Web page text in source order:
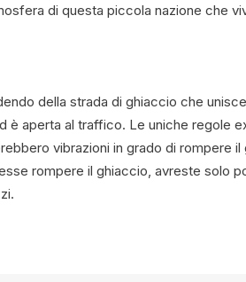
di questa piccola nazione che
della strada di ghiaccio che
è aperta al traffico. Le uniche regole
vibrazioni in grado di rompere
rompere il ghiaccio, avreste solo